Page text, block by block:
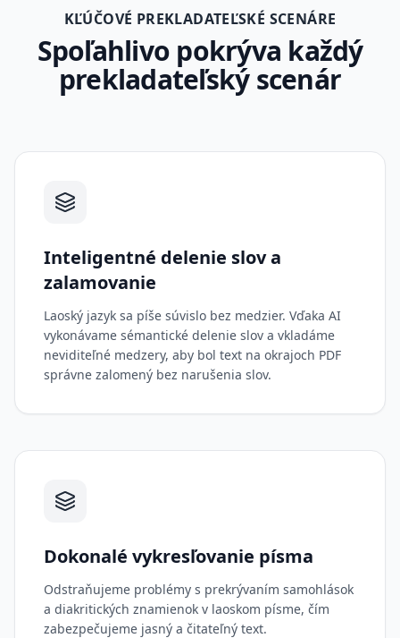
KĽÚČOVÉ PREKLADATEĽSKÉ SCENÁRE
Spoľahlivo pokrýva každý
prekladateľský scenár
Inteligentné delenie slov a
zalamovanie
Laoský jazyk sa píše súvislo bez medzier. Vďaka AI
vykonávame sémantické delenie slov a vkladáme
neviditeľné medzery, aby bol text na okrajoch PDF
správne zalomený bez narušenia slov.
Dokonalé vykresľovanie písma
Odstraňujeme problémy s prekrývaním samohlások
a diakritických znamienok v laoskom písme, čím
zabezpečujeme jasný a čitateľný text.